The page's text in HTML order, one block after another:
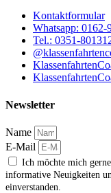
Kontaktformular
Whatsapp: 0162-
Tel.: 0351-
Newsletter
Name
E-Mail
Ich möchte mich
informative Neuigkeiten
einverstanden.